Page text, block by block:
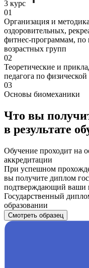
3 курс
01
Организация и
оздоровительных,
фитнес-программам, по
возрастных групп
02
Теоретические и
педагога по
03
Основы биомеханики
Что вы
в результате
Обучение проходит на
аккредитации
При успешном
вы получите диплом
подтверждающий ваши
Государственный
образовании
Смотреть образец